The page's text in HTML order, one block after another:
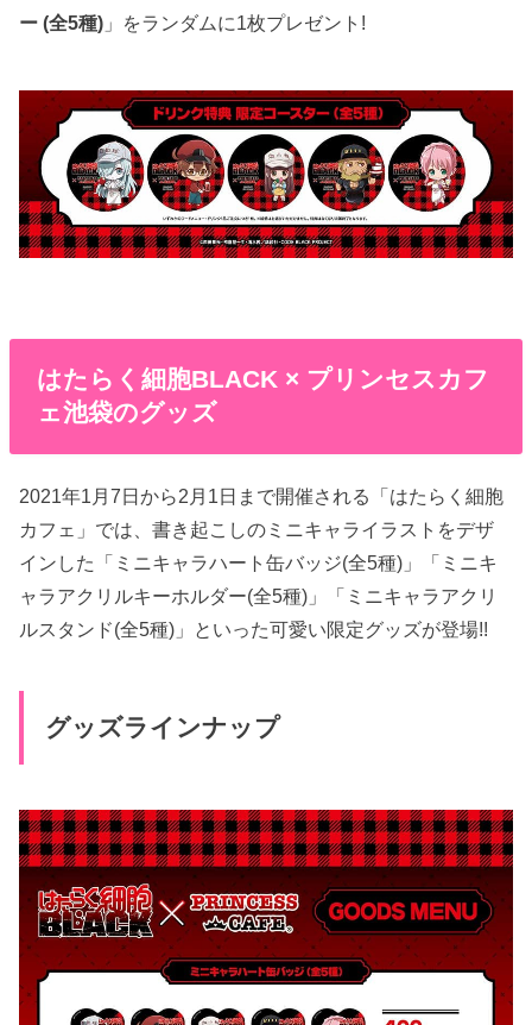
ー (全5種) 」をランダムに1枚プレゼント!
はたらく細胞BLACK × プリンセスカフ
ェ池袋のグッズ
2021年1月7日から2月1日まで開催される「はたらく細胞
カフェ」では、書き起こしのミニキャライラストをデザ
インした「ミニキャラハート缶バッジ(全5種)」「ミニキ
ャラアクリルキーホルダー(全5種)」「ミニキャラアクリ
ルスタンド(全5種)」といった可愛い限定グッズが登場!!
グッズラインナップ